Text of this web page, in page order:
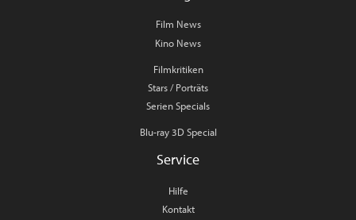
Film News
Kino News
Filmkritiken
Stars / Porträts
Serien Specials
Blu-ray 3D Special
Service
Hilfe
Kontakt